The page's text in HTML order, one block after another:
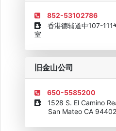
852-53102786
香港德辅道中107-111
室
旧金山公司
650-5585200
1528 S. El Camino
San Mateo CA 94402